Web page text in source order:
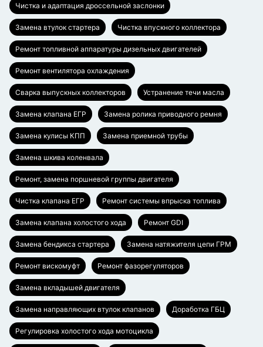
Чистка и адаптация дроссельной заслонки
Замена втулок стартера Чистка впускного коллектора
Ремонт топливной аппаратуры дизельных двигателей
Ремонт вентилятора охлаждения
Сварка выпускных коллекторов Устранение течи масла
Замена клапана ЕГР Замена ролика приводного ремня
Замена кулисы КПП Замена приемной трубы
Замена шкива коленвала
Ремонт, замена поршневой группы двигателя
Чистка клапана ЕГР Ремонт системы впрыска топлива
Замена клапана холостого хода Ремонт GDI
Замена бендикса стартера Замена натяжителя цепи ГРМ
Ремонт вискомуфт Ремонт фазорегуляторов
Замена вкладышей двигателя
Замена направляющих втулок клапанов Доработка ГБЦ
Регулировка холостого хода мотоцикла